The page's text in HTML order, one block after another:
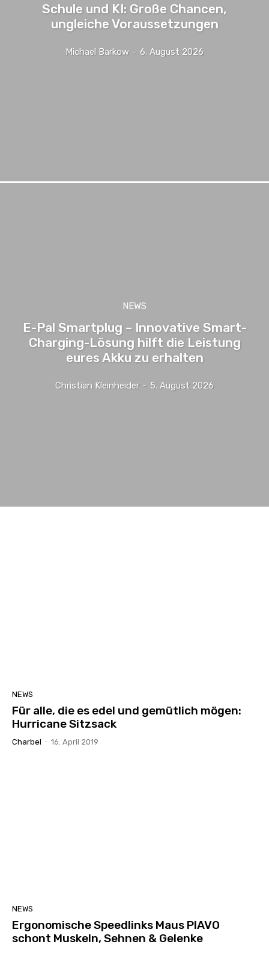
Schule und KI: Große Chancen,
ungleiche Voraussetzungen
Michael Barkow - 6. August 2026
NEWS
E-Pal Smartplug – Innovative Smart-
Charging-Lösung hilft die Leistung
eures Akku zu erhalten
Christian Kleinheider - 5. August 2026
NEWS
Für alle, die es edel und gemütlich mögen:
Hurricane Sitzsack
Charbel - 16. April 2019
NEWS
Ergonomische Speedlinks Maus PIAVO
schont Muskeln, Sehnen & Gelenke